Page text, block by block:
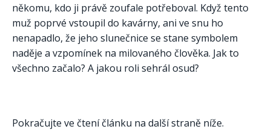
někomu, kdo ji právě zoufale potřeboval. Když tento
muž poprvé vstoupil do kavárny, ani ve snu ho
nenapadlo, že jeho slunečnice se stane symbolem
naděje a vzpomínek na milovaného člověka. Jak to
všechno začalo? A jakou roli sehrál osud?
Pokračujte ve čtení článku na další straně níže.